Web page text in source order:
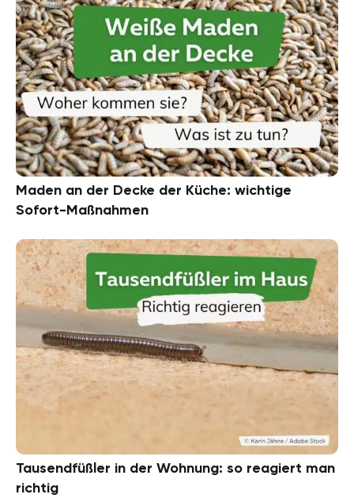
Maden an der Decke der Küche: wichtige
Sofort-Maßnahmen
Tausendfüßler in der Wohnung: so reagiert man
richtig